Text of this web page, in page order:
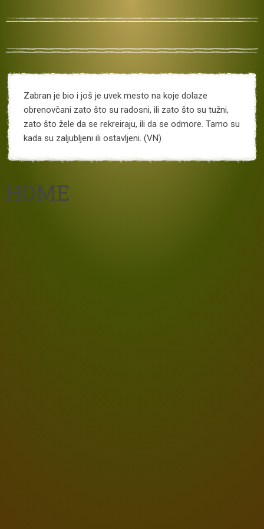
Zabran je bio i još je uvek mesto na koje dolaze
obrenovčani zato što su radosni, ili zato što su tužni,
zato što žele da se rekreiraju, ili da se odmore. Tamo su
kada su zaljubljeni ili ostavljeni. (VN)
HOME